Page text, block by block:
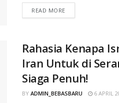
READ MORE
Rahasia Kenapa
Iran Untuk di
Siaga Penuh!
BY ADMIN_BEBASBARU 6 APRIL